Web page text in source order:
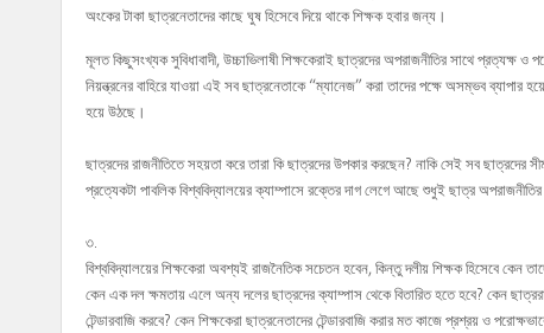
অংকের টাকা ছাত্রনেতাদের কাছে ঘুষ হিসেবে দিয়ে থাকে শিক্ষক হবার জন্য।
মূলত কিছুসংখ্যক সুবিধাবাদী, উচ্চাভিলাষী শিক্ষকেরাই ছাত্রদের অপরাজনীতির সাথে
নিয়ন্ত্রনের বাহিরে যাওয়া এই সব ছাত্রনেতাকে “ম্যানেজ” করা তাদের পক্ষে অসম্ভব
হয়ে উঠছে।
ছাত্রদের রাজনীতিতে সহয়তা করে তারা কি ছাত্রদের উপকার করছেন? নাকি সেই সব ছাত্রদের
প্রত্যেকটা পাবলিক বিশ্ববিদ্যালয়ের ক্যাম্পাসে রক্তের দাগ লেগে আছে শুধুই ছাত্র
৩.
বিশ্ববিদ্যালয়ের শিক্ষকেরা অবশ্যই রাজনৈতিক সচেতন হবেন, কিন্তু দলীয় শিক্ষক হিসেবে কেন
কেন এক দল ক্ষমতায় এলে অন্য দলের ছাত্রদের ক্যাম্পাস থেকে বিতারিত হতে হবে? কেন
টেন্ডারবাজি করবে? কেন শিক্ষকেরা ছাত্রনেতাদের টেন্ডারবাজি করার মত কাজে প্রশ্রয় ও